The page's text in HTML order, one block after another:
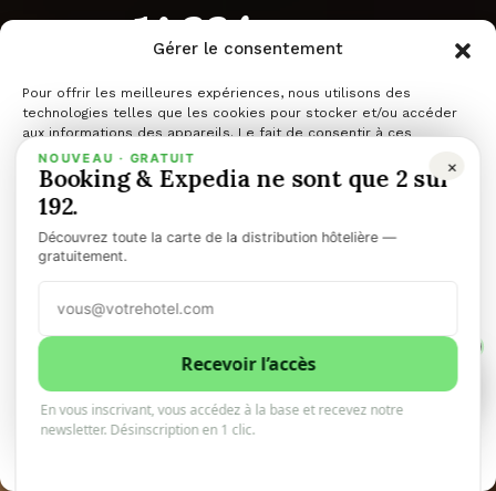
Gérer le consentement
Pour offrir les meilleures expériences, nous utilisons des
technologies telles que les cookies pour stocker et/ou accéder
aux informations des appareils. Le fait de consentir à ces
technologies nous permettra de traiter des données telles que le
comportement de navigation ou les ID uniques sur ce site. Le fait
de ne pas consentir ou de retirer son consentement peut avoir un
effet négatif sur certaines caractéristiques et fonctions.
Gérer les services
Accepter
Refuser
Voir les préférences
La différence
entre une
résa et une
chambre
rentable ?
×
NOUVEAU · GRATUIT
Booking & Expedia ne sont que 2 sur
192.
Découvrez toute la carte de la distribution hôtelière —
gratuitement.
Recevoir l’accès
En vous inscrivant, vous accédez à la base et recevez notre
newsletter. Désinscription en 1 clic.